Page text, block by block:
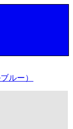
ルー）